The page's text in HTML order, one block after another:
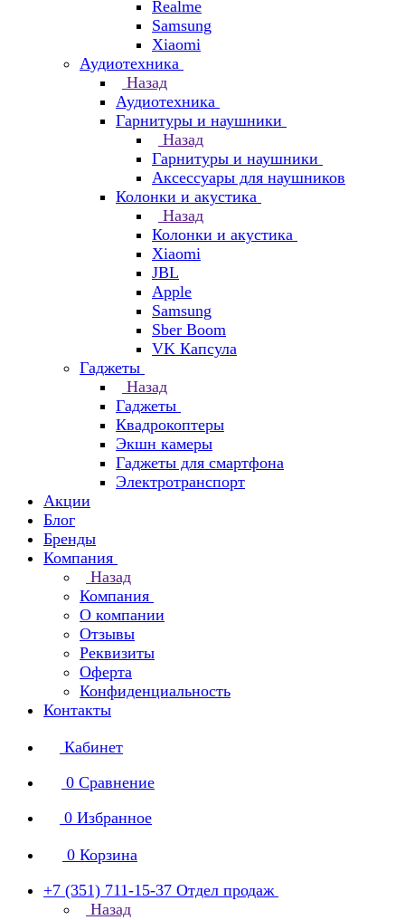
Realme
Samsung
Xiaomi
Аудиотехника
Назад
Аудиотехника
Гарнитуры и наушники
Назад
Гарнитуры и наушники
Аксессуары для наушников
Колонки и акустика
Назад
Колонки и акустика
Xiaomi
JBL
Apple
Samsung
Sber Boom
VK Капсула
Гаджеты
Назад
Гаджеты
Квадрокоптеры
Экшн камеры
Гаджеты для смартфона
Электротранспорт
Акции
Блог
Бренды
Компания
Назад
Компания
О компании
Отзывы
Реквизиты
Оферта
Конфиденциальность
Контакты
Кабинет
0 Сравнение
0 Избранное
0 Корзина
+7 (351) 711-15-37 Отдел продаж
Назад